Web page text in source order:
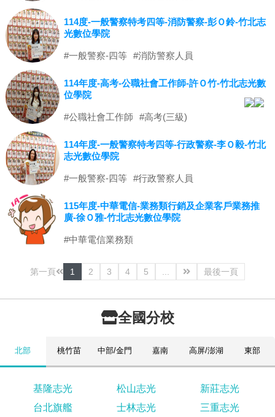
114度-一般警察特考四等-消防警察-彭Ｏ鈴-竹北志
光數位學院
#一般警察-四等 #消防警察人員
114年度-高考-公職社會工作師-許Ｏ竹-竹北志光數
位學院
#公職社會工作師 #高考(三級)
114年度-一般警察特考四等-行政警察-李Ｏ毅-竹北
志光數位學院
#一般警察-四等 #行政警察人員
115年度-中華電信-業務類行銷及企業客戶業務推
廣-徐Ｏ雅-竹北志光數位學院
#中華電信業務類
第一頁 1 2 3 4 5 最後一頁
全國分校
北部 桃竹苗 中部/金門 嘉南 高屏/澎湖 東部
基隆志光 松山志光
新莊志光
台北旗艦
士林志光 三重志光